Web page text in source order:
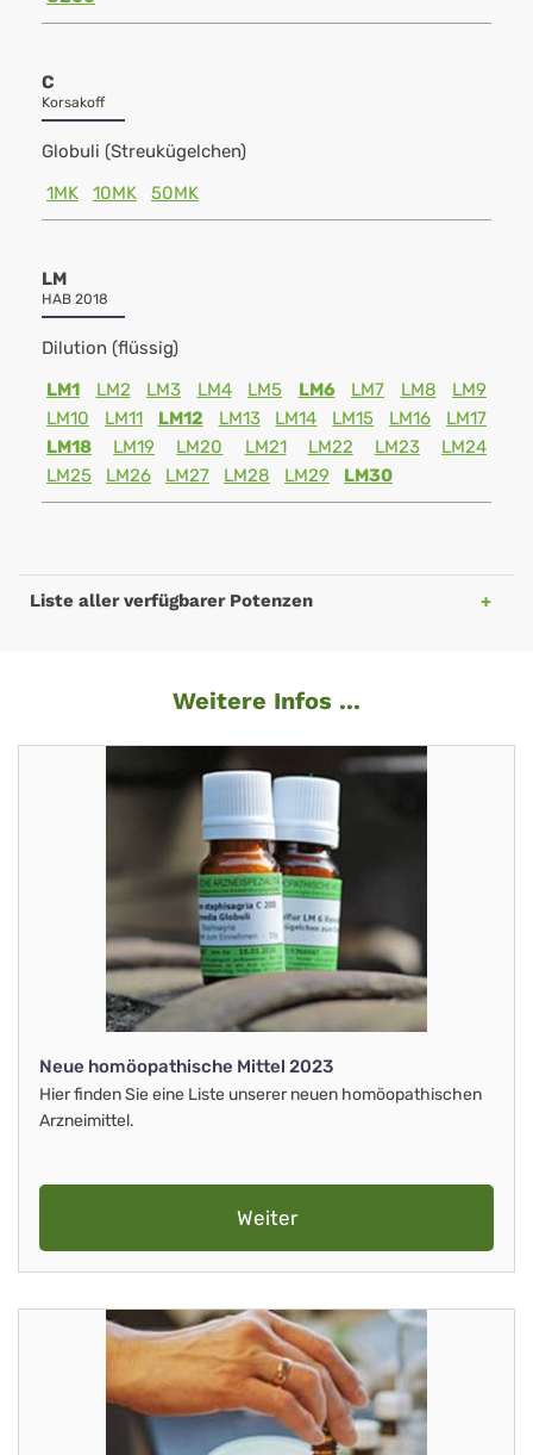
C
Korsakoff
Globuli (Streukügelchen)
1MK
10MK 50MK
LM
HAB 2018
Dilution (flüssig)
LM1
LM2 LM3 LM4 LM5 LM6 LM7 LM8
LM9
LM10
LM11 LM12 LM13 LM14 LM15 LM16
LM17
LM18
LM19 LM20 LM21 LM22 LM23
LM24
LM25
LM26 LM27 LM28 LM29 LM30
Liste aller verfügbarer Potenzen
Weitere Infos ...
Neue homöopathische Mittel 2023
Hier finden Sie eine Liste unserer neuen homöopathischen
Arzneimittel.
Weiter